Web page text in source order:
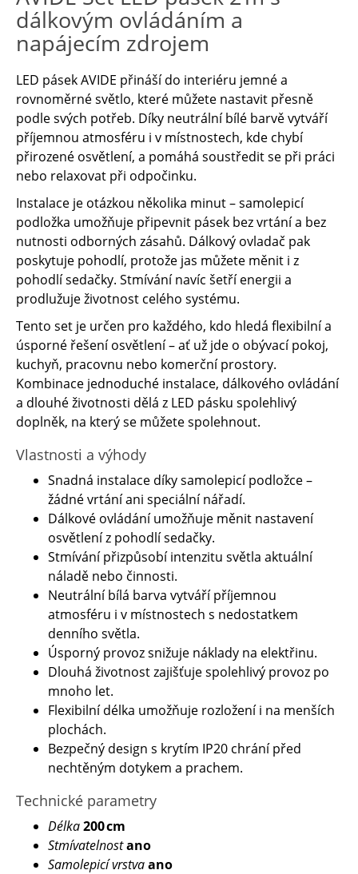
dálkovým ovládáním a
napájecím zdrojem
LED pásek AVIDE přináší do interiéru jemné a
rovnoměrné světlo, které můžete nastavit přesně
podle svých potřeb. Díky neutrální bílé barvě vytváří
příjemnou atmosféru i v místnostech, kde chybí
přirozené osvětlení, a pomáhá soustředit se při práci
nebo relaxovat při odpočinku.
Instalace je otázkou několika minut – samolepicí
podložka umožňuje připevnit pásek bez vrtání a bez
nutnosti odborných zásahů. Dálkový ovladač pak
poskytuje pohodlí, protože jas můžete měnit i z
pohodlí sedačky. Stmívání navíc šetří energii a
prodlužuje životnost celého systému.
Tento set je určen pro každého, kdo hledá flexibilní a
úsporné řešení osvětlení – ať už jde o obývací pokoj,
kuchyň, pracovnu nebo komerční prostory.
Kombinace jednoduché instalace, dálkového ovládání
a dlouhé životnosti dělá z LED pásku spolehlivý
doplněk, na který se můžete spolehnout.
Vlastnosti a výhody
Snadná instalace díky samolepicí podložce –
žádné vrtání ani speciální nářadí.
Dálkové ovládání umožňuje měnit nastavení
osvětlení z pohodlí sedačky.
Stmívání přizpůsobí intenzitu světla aktuální
náladě nebo činnosti.
Neutrální bílá barva vytváří příjemnou
atmosféru i v místnostech s nedostatkem
denního světla.
Úsporný provoz snižuje náklady na elektřinu.
Dlouhá životnost zajišťuje spolehlivý provoz po
mnoho let.
Flexibilní délka umožňuje rozložení i na menších
plochách.
Bezpečný design s krytím IP20 chrání před
nechtěným dotykem a prachem.
Technické parametry
Délka200 cm
Stmívatelnostano
Samolepicí vrstvaano